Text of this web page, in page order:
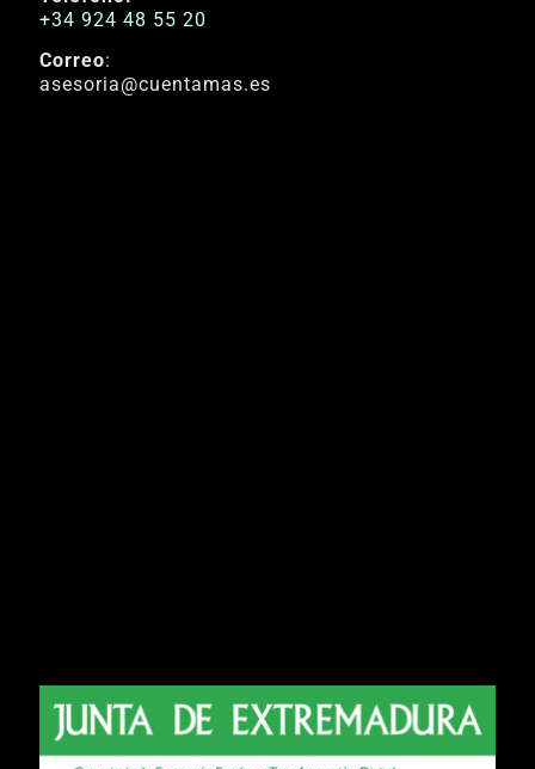
+34 924 48 55 20
Correo:
asesoria@cuentamas.es